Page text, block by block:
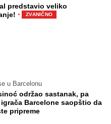
predstavio veliko
· ZVANIČNO
u Barcelonu
održao sastanak, pa
Barcelone saopštio da
pripreme